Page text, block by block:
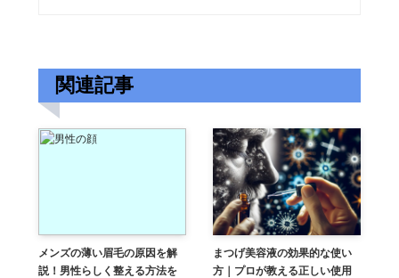
関連記事
メンズの薄い眉毛の原因を解
説！男性らしく整える方法を
まつげ美容液の効果的な使い
方｜プロが教える正しい使用